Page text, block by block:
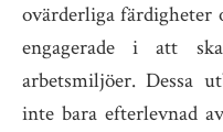
ovärderliga färdigheter
engagerade i att
arbetsmiljöer. Dessa
inte bara efterlevnad